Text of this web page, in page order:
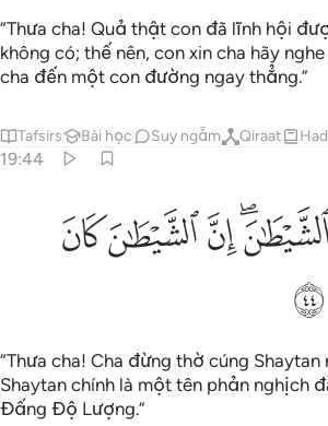
“Thưa cha! Quả thật con đã lĩnh hội
không có; thế nên, con xin cha hãy
cha đến một con đường ngay thẳng.”
Tafsirs Bài học Suy ngẫm Qiraat
19:44
الشيطان كان للرحمان عصيا ٤٤
إِنَّ ٱلشَّيْطَـٰنَ كَانَ لِلرَّحْمَـٰنِ عَصِيًّۭا ٤٤
ﲄﲅﲆ
ﲉ
“Thưa cha! Cha đừng thờ cúng
Shaytan chính là một tên phản nghịch
Đấng Độ Lượng.”